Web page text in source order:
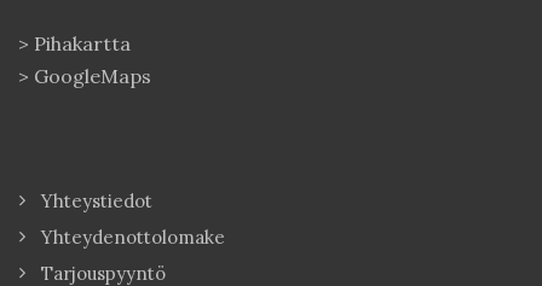
> Pihakartta
> GoogleMaps
Yhteystiedot
Yhteydenottolomake
Tarjouspyyntö